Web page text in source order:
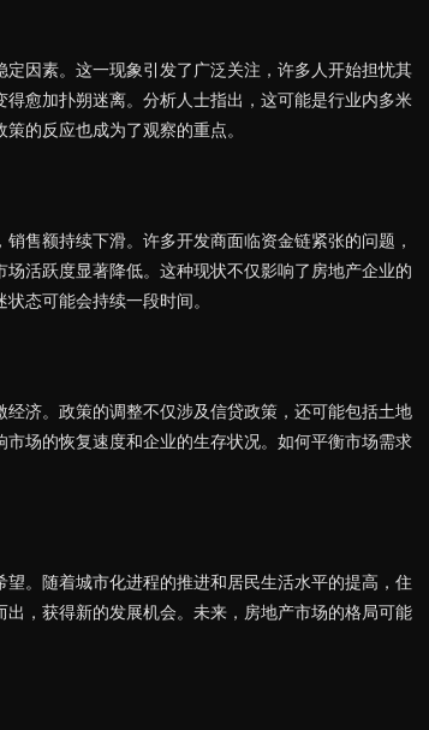
因素。这一现象引发了广泛关注，许多人开始担忧其
愈加扑朔迷离。分析人士指出，这可能是行业内多米
的反应也成为了观察的重点。
售额持续下滑。许多开发商面临资金链紧张的问题，
活跃度显著降低。这种现状不仅影响了房地产企业的
态可能会持续一段时间。
济。政策的调整不仅涉及信贷政策，还可能包括土地
场的恢复速度和企业的生存状况。如何平衡市场需求
。随着城市化进程的推进和居民生活水平的提高，住
，获得新的发展机会。未来，房地产市场的格局可能